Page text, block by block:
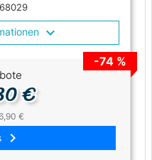
-74 %
€
€
keyboard_arrow_right